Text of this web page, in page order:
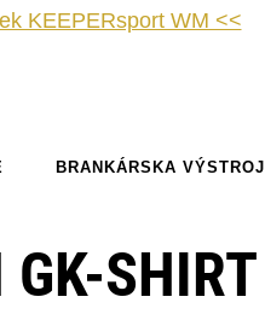
KEEPERsport WM <<
BRANKÁRSKA VÝSTROJ
SHIRT